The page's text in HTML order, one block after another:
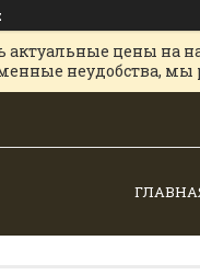
цены на
неудобства, мы